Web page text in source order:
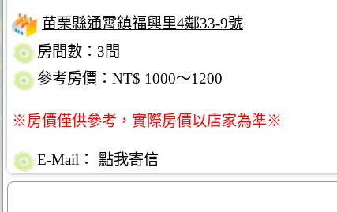
苗栗縣通霄鎮福興里4鄰33-9號
房間數：3間
參考房價：NT$ 1000～1200
※房價僅供參考，實際房價以店家為準※
E-Mail： 點我寄信